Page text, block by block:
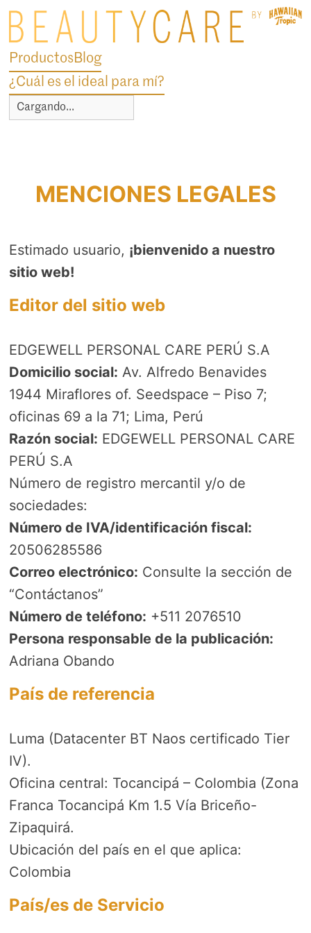
ProductosBlog
Cargando...
¿Cuál es el ideal para mí?
MENCIONES LEGALES
Estimado usuario, ¡bienvenido a nuestro
sitio web!
Editor del sitio web
EDGEWELL PERSONAL CARE PERÚ S.A
Domicilio social: Av. Alfredo Benavides
1944 Miraflores of. Seedspace – Piso 7;
oficinas 69 a la 71; Lima, Perú
Razón social: EDGEWELL PERSONAL CARE
PERÚ S.A
Número de registro mercantil y/o de
sociedades:
Número de IVA/identificación fiscal:
20506285586
Correo electrónico: Consulte la sección de
“Contáctanos”
Número de teléfono: +511 2076510
Persona responsable de la publicación:
Adriana Obando
País de referencia
Luma (Datacenter BT Naos certificado Tier
IV).
Oficina central: Tocancipá – Colombia (Zona
Franca Tocancipá Km 1.5 Vía Briceño-
Zipaquirá.
Ubicación del país en el que aplica:
Colombia
País/es de Servicio